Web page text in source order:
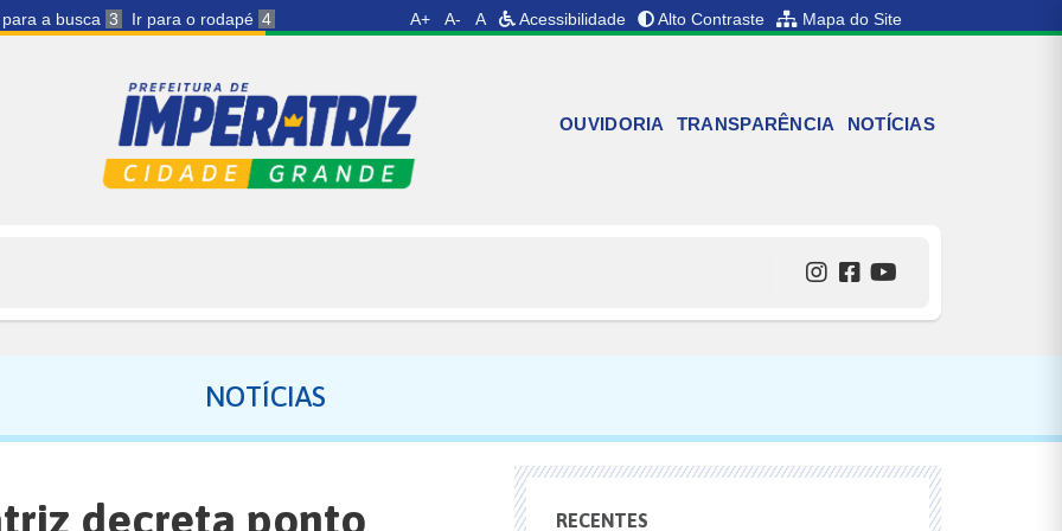
a busca 3 Ir para o rodapé 4 A+ A- A Acessibilidade Alto Contraste Mapa do Site
OUVIDORIA TRANSPARÊNCIA NOTÍCIAS
NOTÍCIAS
decreta ponto RECENTES